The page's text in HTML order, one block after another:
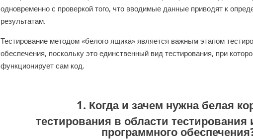
одновременно с проверкой того, что вводимые данные приводят к
результатам.
Тестирование методом «белого ящика» является важным этапом
обеспечения, поскольку это единственный вид тестирования, при
функционирует сам код.
1. Когда и зачем нужна белая
тестирования в области тестирования
программного